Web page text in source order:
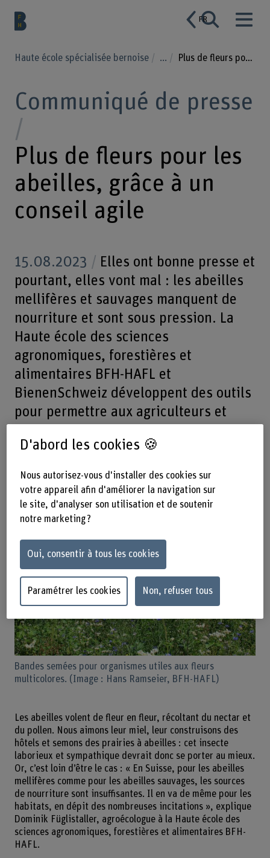
FR
Haute école spécialisée bernoise ... Plus de fleurs pour les abeilles, grâce à un conseil agile
Communiqué de presse
Plus de fleurs pour les
abeilles, grâce à un
conseil agile
15.08.2023
Elles ont bonne presse et
pourtant, elles vont mal : les abeilles
mellifères et sauvages manquent de
nourriture et sont sous pression. La
Haute école des sciences
agronomiques, forestières et
alimentaires BFH-HAFL et
BienenSchweiz développent des outils
pour permettre aux agriculteurs et
comment créer davantage de surfaces
fleuries bénéfiques.
Bandes semées pour organismes utiles aux fleurs
multicolores. (Image : Hans Ramseier, BFH-HAFL)
Les abeilles volent de fleur en fleur, récoltant du nectar et
du pollen. Nous aimons leur miel, leur construisons des
hôtels et semons des prairies à abeilles : cet insecte
laborieux et sympathique devrait donc se porter au mieux.
Or, c’est loin d’être le cas : « En Suisse, pour les abeilles
mellifères comme pour les abeilles sauvages, les sources
de nourriture sont insuffisantes. Il en va de même pour les
habitats, en dépit des nombreuses incitations », explique
Dominik Füglistaller, agroécologue à la Haute école des
sciences agronomiques, forestières et alimentaires BFH-
HAFL.
D'abord les cookies 🍪
Nous autorisez-vous d'installer des cookies sur
votre appareil afin d'améliorer la navigation sur
le site, d'analyser son utilisation et de soutenir
notre marketing ?
Oui, consentir à tous les cookies
Paramétrer les cookies Non, refuser tous